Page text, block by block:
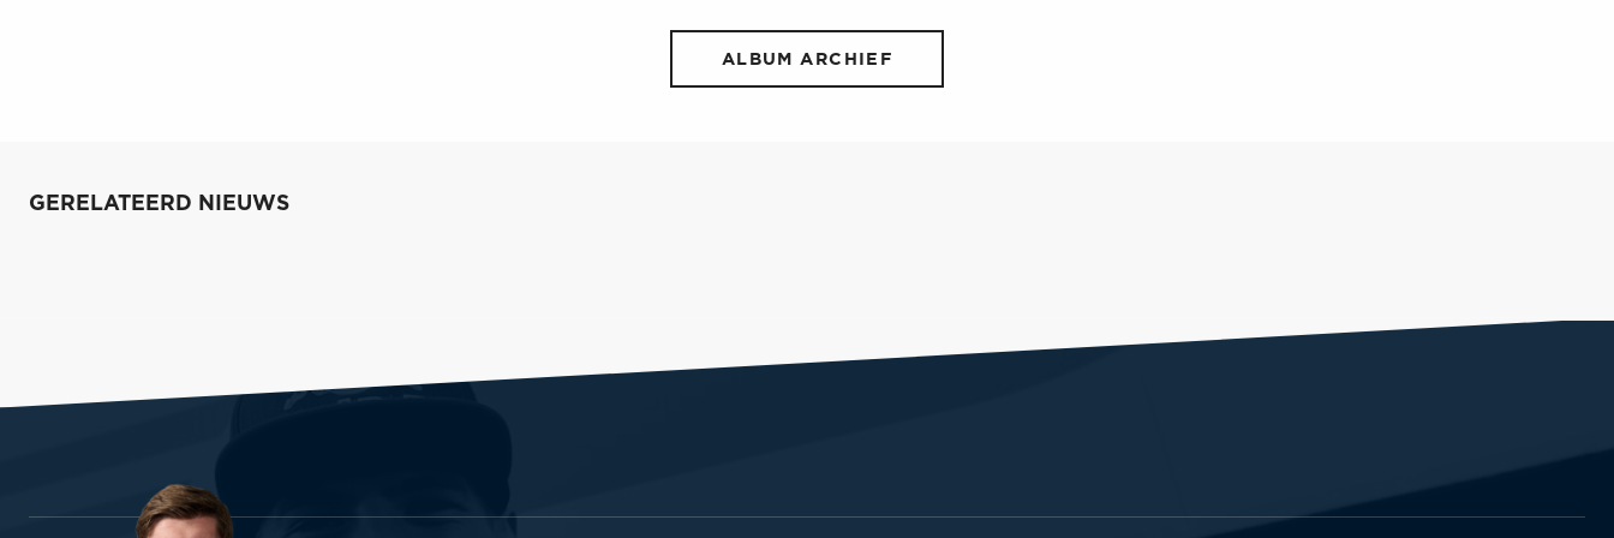
ALBUM ARCHIEF
GERELATEERD NIEUWS